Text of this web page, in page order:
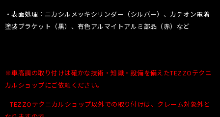
・表面処理：ニカシルメッキシリンダー（シルバー）、カチオン電着
塗装ブラケット（黒）、有色アルマイトアルミ部品（赤）など
※車高調の取り付けは確かな技術・知識・設備を備えたTEZZOテクニ
カルショップにご依頼ください。
TEZZOテクニカルショップ以外での取り付けは、クレーム対象外と